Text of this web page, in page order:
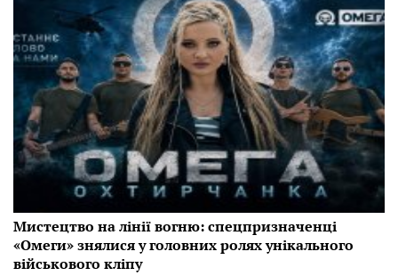
Мистецтво на лінії вогню: спецпризначенці
«Омеги» знялися у головних ролях унікального
військового кліпу